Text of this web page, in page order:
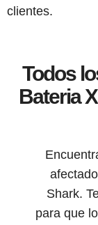
clientes.
Todos
Bateria
Shark.
para que